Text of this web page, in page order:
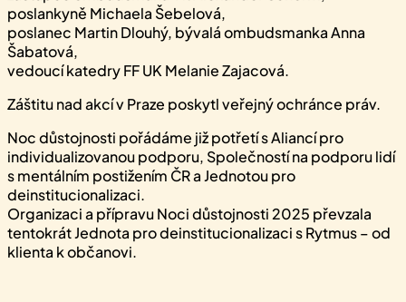
poslankyně Michaela Šebelová,
poslanec Martin Dlouhý, bývalá ombudsmanka Anna
Šabatová,
vedoucí katedry FF UK Melanie Zajacová.
Záštitu nad akcí v Praze poskytl veřejný ochránce práv.
Noc důstojnosti pořádáme již potřetí s Aliancí pro
individualizovanou podporu, Společností na podporu lidí
s mentálním postižením ČR a Jednotou pro
deinstitucionalizaci.
Organizaci a přípravu Noci důstojnosti 2025 převzala
tentokrát Jednota pro deinstitucionalizaci s Rytmus – od
klienta k občanovi.